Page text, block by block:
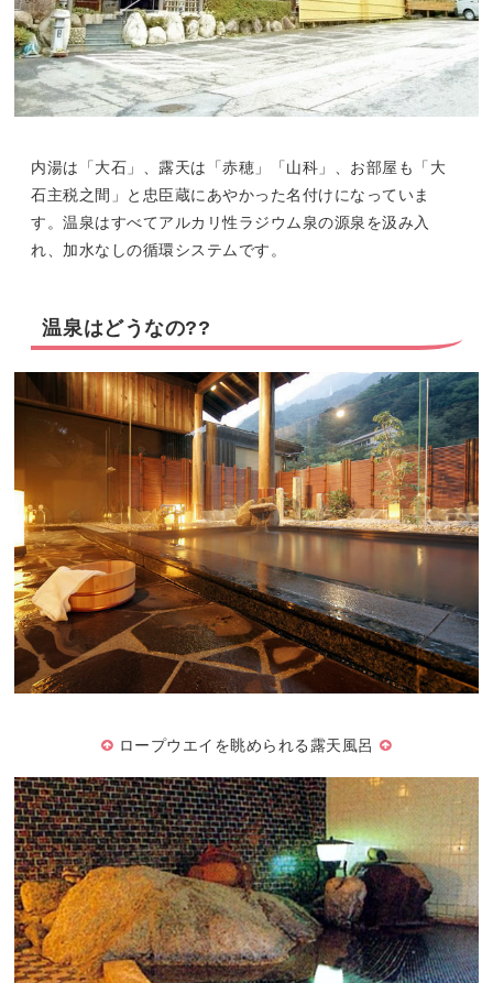
内湯は「大石」、露天は「赤穂」「山科」、お部屋も「大
石主税之間」と忠臣蔵にあやかった名付けになっていま
す。温泉はすべてアルカリ性ラジウム泉の源泉を汲み入
れ、加水なしの循環システムです。
温泉はどうなの??
ロープウエイを眺められる露天風呂